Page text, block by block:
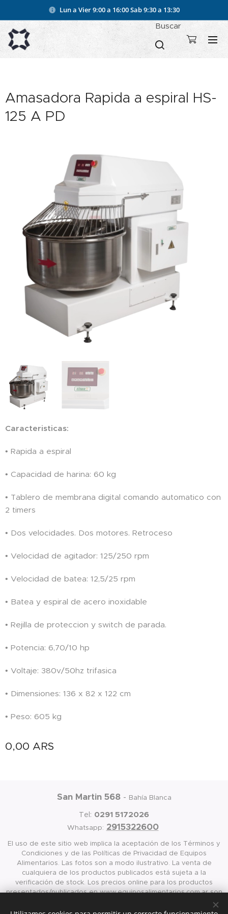
Lun a Vier 9:00 a 16:00Sab 9:30 a 13:30
Buscar
Amasadora Rapida a espiral HS-
125 A PD
Caracteristicas:
• Rapida a espiral
• Capacidad de harina: 60 kg
• Tablero de membrana digital comando automatico con
2 timers
• Dos velocidades. Dos motores. Retroceso
• Velocidad de agitador: 125/250 rpm
• Velocidad de batea: 12,5/25 rpm
• Batea y espiral de acero inoxidable
• Rejilla de proteccion y switch de parada.
• Potencia: 6,70/10 hp
• Voltaje: 380v/50hz trifasica
• Dimensiones: 136 x 82 x 122 cm
• Peso: 605 kg
0,00 ARS
San Martin 568- Bahía Blanca
Tel: 0291 5172026
Whatsapp: 2915322600
El uso de este sitio web implica la aceptación de los Términos y
Condiciones y de las Políticas de Privacidad de Equipos
Alimentarios. Las fotos son a modo ilustrativo. La venta de
cualquiera de los productos publicados está sujeta a la
verificación de stock. Los precios online para los productos
presentados/publicados en www.equiposalimentarios.com.ar son
válidos exclusivamente para la compra vía internet en las página
antes mencionada